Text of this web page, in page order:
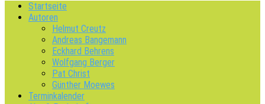
Startseite
Autoren
Helmut Creutz
Andreas Bangemann
Eckhard Behrens
Wolfgang Berger
Pat Christ
Günther Moewes
Terminkalender